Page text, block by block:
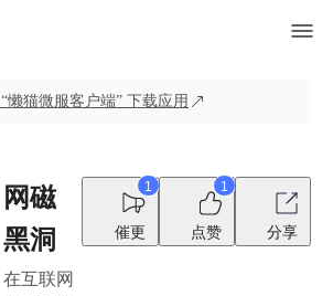
“懒猫微服客户端” 下载应用
网磁
黑洞
在互联网
1
催更
1
点赞 分享